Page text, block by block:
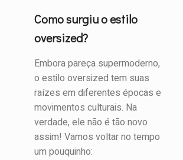
Como surgiu o estilo
oversized?
Embora pareça supermoderno,
o estilo oversized tem suas
raízes em diferentes épocas e
movimentos culturais. Na
verdade, ele não é tão novo
assim! Vamos voltar no tempo
um pouquinho: